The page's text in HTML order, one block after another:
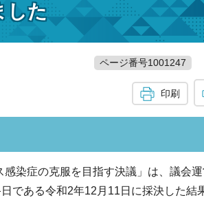
した
ページ番号1001247
印刷
染症の克服を目指す決議」は、議会
である令和2年12月11日に採決した結